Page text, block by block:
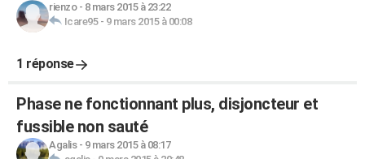
rienzo- 8 mars 2015 à 23:22
Icare95- 9 mars 2015 à 00:08
1 réponse
Phase ne fonctionnant plus, disjoncteur et
fussible non sauté
Agalis- 9 mars 2015 à 08:17